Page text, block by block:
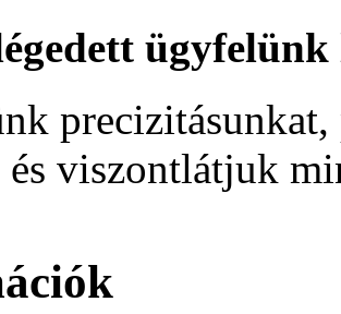
ügyfelünk
és viszontlátjuk